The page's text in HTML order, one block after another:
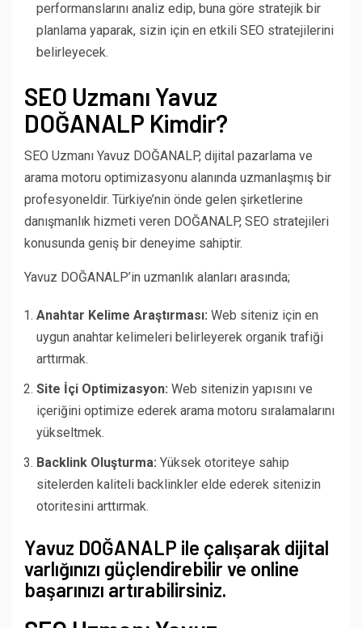
performanslarını analiz edip, buna göre stratejik bir
planlama yaparak, sizin için en etkili SEO stratejilerini
belirleyecek.
SEO Uzmanı Yavuz
DOĞANALP Kimdir?
SEO Uzmanı Yavuz DOĞANALP, dijital pazarlama ve
arama motoru optimizasyonu alanında uzmanlaşmış bir
profesyoneldir. Türkiye’nin önde gelen şirketlerine
danışmanlık hizmeti veren DOĞANALP, SEO stratejileri
konusunda geniş bir deneyime sahiptir.
Yavuz DOĞANALP’in uzmanlık alanları arasında;
Anahtar Kelime Araştırması: Web siteniz için en
uygun anahtar kelimeleri belirleyerek organik trafiği
arttırmak.
Site İçi Optimizasyon: Web sitenizin yapısını ve
içeriğini optimize ederek arama motoru sıralamalarını
yükseltmek.
Backlink Oluşturma: Yüksek otoriteye sahip
sitelerden kaliteli backlinkler elde ederek sitenizin
otoritesini arttırmak.
Yavuz DOĞANALP ile çalışarak dijital
varlığınızı güçlendirebilir ve online
başarınızı artırabilirsiniz.